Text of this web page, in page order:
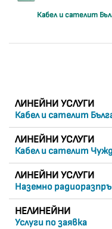
ЛИНЕЙНИ УСЛУГИ
Кабел и сателит
ЛИНЕЙНИ УСЛУГИ
Кабел и сателит
ЛИНЕЙНИ УСЛУГИ
Наземно
НЕЛИНЕЙНИ
Услуги по заявка
Кабел и сателит